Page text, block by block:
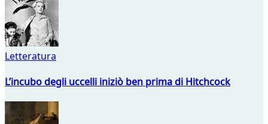
Letteratura
L’incubo degli uccelli iniziò ben prima di Hitchcock